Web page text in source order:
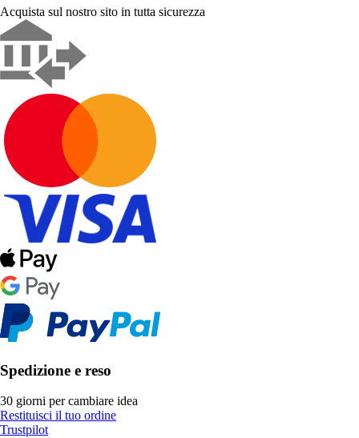
Acquista sul nostro sito in tutta sicurezza
Spedizione e reso
30 giorni per cambiare idea
Restituisci il tuo ordine
Trustpilot